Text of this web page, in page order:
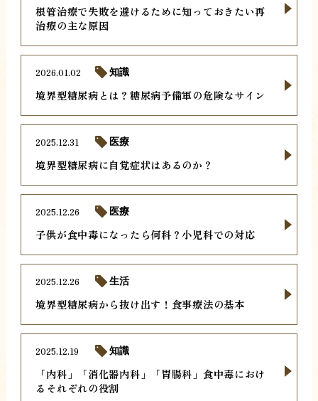
根管治療で失敗を避けるために知っておきたい再
治療の主な原因
境界型糖尿病とは？糖尿病予備軍の危険なサイン
2026.01.02 知識
境界型糖尿病に自覚症状はあるのか？
2025.12.31 医療
子供が食中毒になったら何科？小児科での対応
2025.12.26 医療
境界型糖尿病から抜け出す！食事療法の基本
2025.12.26 生活
「内科」「消化器内科」「胃腸科」食中毒におけ
るそれぞれの役割
2025.12.19 知識